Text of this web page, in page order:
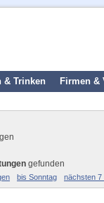
& Trinken Firmen &
gefunden
bis Sonntag nächsten 7